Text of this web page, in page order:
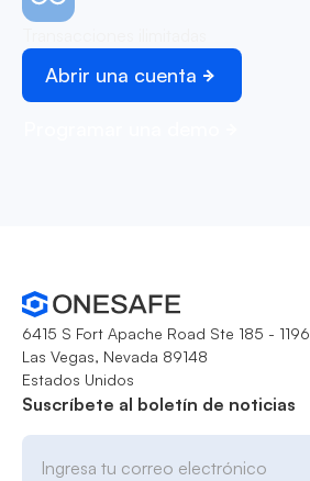
Abrir una cuenta
6415 S Fort Apache Road Ste 185 - 1196
Las Vegas, Nevada 89148
Estados Unidos
Suscríbete al boletín de noticias